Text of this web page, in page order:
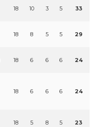
18 10 3 5 33
18 8 5 5 29
18 6 6 6 24
18 6 6 6 24
18 5 8 5 23